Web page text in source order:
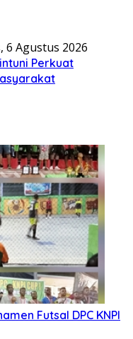
6 Agustus 2026
Perkuat
Futsal DPC KNPI